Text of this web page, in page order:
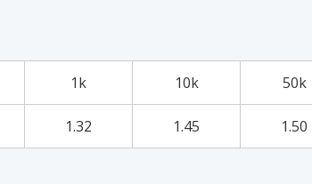
1k 10k 50k
1.32 1.45 1.50